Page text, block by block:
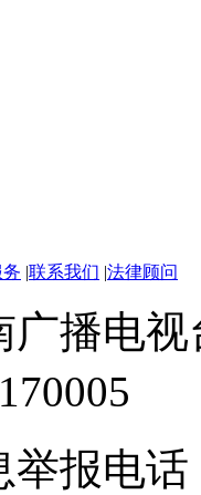
联系我们 法律顾问
广播电
报电话